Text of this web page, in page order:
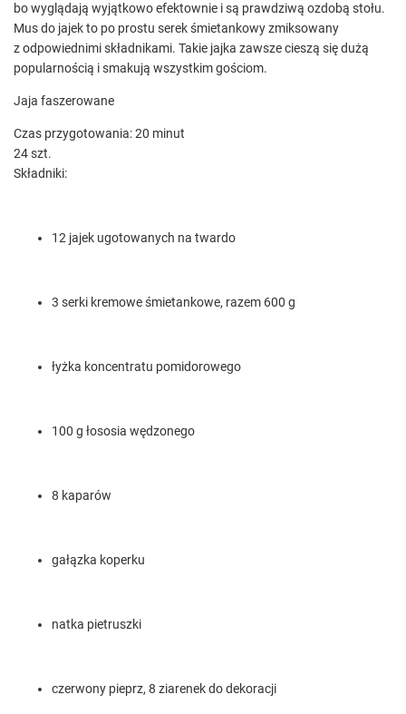
bo wyglądają wyjątkowo efektownie i są prawdziwą ozdobą stołu.
Mus do jajek to po prostu serek śmietankowy zmiksowany
z odpowiednimi składnikami. Takie jajka zawsze cieszą się dużą
popularnością i smakują wszystkim gościom.
Jaja faszerowane
Czas przygotowania: 20 minut
24 szt.
Składniki:
12 jajek ugotowanych na twardo
3 serki kremowe śmietankowe, razem 600 g
łyżka koncentratu pomidorowego
100 g łososia wędzonego
8 kaparów
gałązka koperku
natka pietruszki
czerwony pieprz, 8 ziarenek do dekoracji